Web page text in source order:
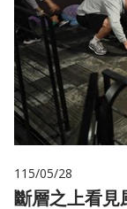
115/05/28
斷層之上看